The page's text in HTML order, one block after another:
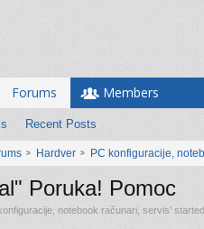
Forums
Recent Posts
Members
Hardver PC konfiguracije,
Poruka! Pomoc
notebook računari, servis'